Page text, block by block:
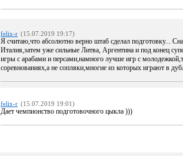
felix-r (15.07.2019 19:17)
Я считаю,что абсолютно верно штаб сделал подготовку...
Италия,затем уже сильные Литва, Аргентина и под конец
игры с арабами и персами,намного лучше игр с
соревнованиях,а не сопляки,многие из которых играют в
felix-r (15.07.2019 19:01)
Дает чемпионство подготовочного цыкла )))